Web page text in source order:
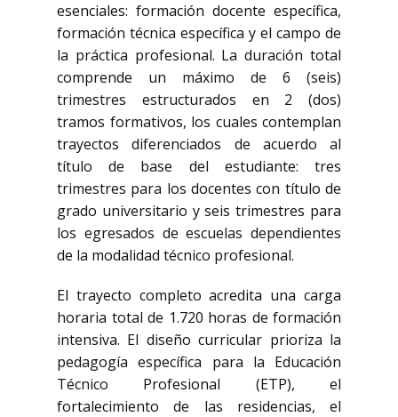
esenciales: formación docente específica,
formación técnica específica y el campo de
la práctica profesional. La duración total
comprende un máximo de 6 (seis)
trimestres estructurados en 2 (dos)
tramos formativos, los cuales contemplan
trayectos diferenciados de acuerdo al
título de base del estudiante: tres
trimestres para los docentes con título de
grado universitario y seis trimestres para
los egresados de escuelas dependientes
de la modalidad técnico profesional.
El trayecto completo acredita una carga
horaria total de 1.720 horas de formación
intensiva. El diseño curricular prioriza la
pedagogía específica para la Educación
Técnico Profesional (ETP), el
fortalecimiento de las residencias, el